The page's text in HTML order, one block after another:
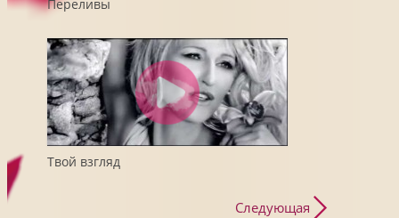
Переливы
Твой взгляд
Следующая